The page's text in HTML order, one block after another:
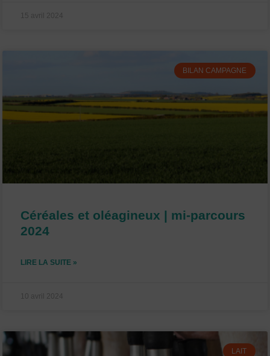
15 avril 2024
BILAN CAMPAGNE
Céréales et oléagineux | mi-parcours
2024
LIRE LA SUITE »
10 avril 2024
LAIT